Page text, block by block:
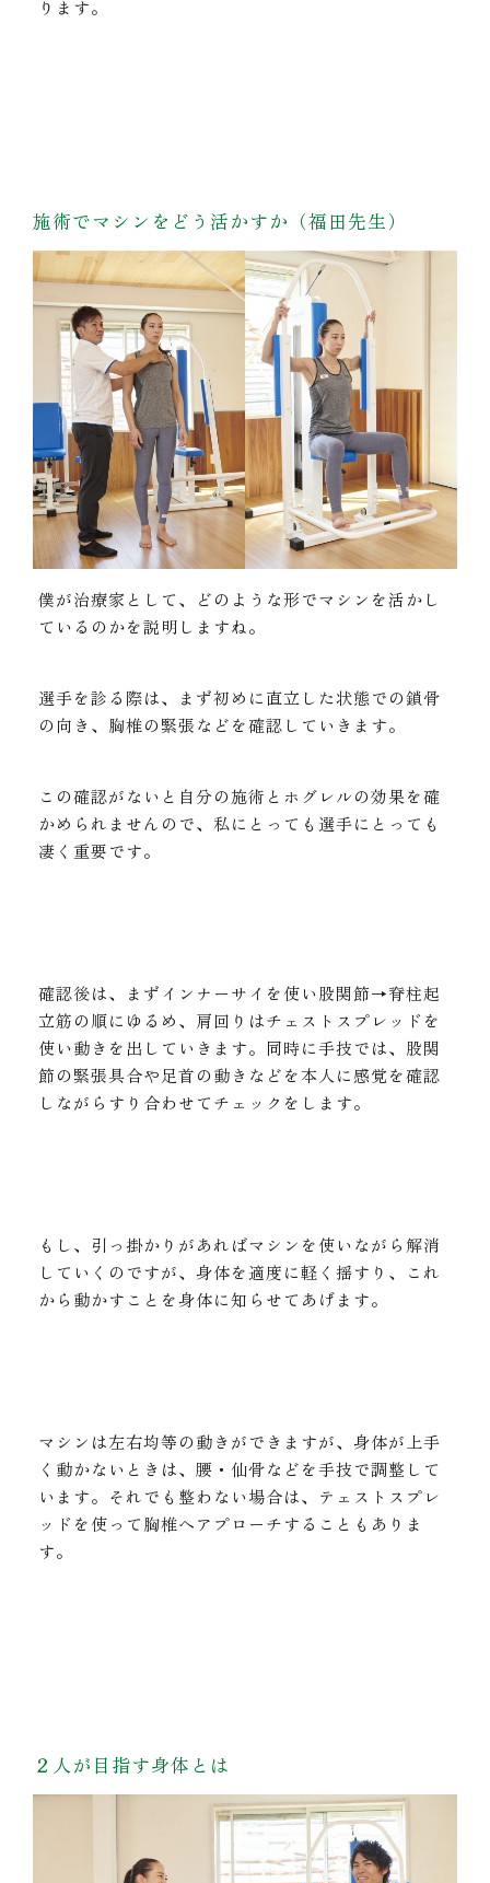
ります。
施術でマシンをどう活かすか（福田先生）
僕が治療家として、どのような形でマシンを活かし
ているのかを説明しますね。
選手を診る際は、まず初めに直立した状態での鎖骨
の向き、胸椎の緊張などを確認していきます。
この確認がないと自分の施術とホグレルの効果を確
かめられませんので、私にとっても選手にとっても
凄く重要です。
確認後は、まずインナーサイを使い股関節→脊柱起
立筋の順にゆるめ、肩回りはチェストスプレッドを
使い動きを出していきます。同時に手技では、股関
節の緊張具合や足首の動きなどを本人に感覚を確認
しながらすり合わせてチェックをします。
もし、引っ掛かりがあればマシンを使いながら解消
していくのですが、身体を適度に軽く揺すり、これ
から動かすことを身体に知らせてあげます。
マシンは左右均等の動きができますが、身体が上手
く動かないときは、腰・仙骨などを手技で調整して
います。それでも整わない場合は、テェストスプレ
ッドを使って胸椎へアプローチすることもありま
す。
２人が目指す身体とは